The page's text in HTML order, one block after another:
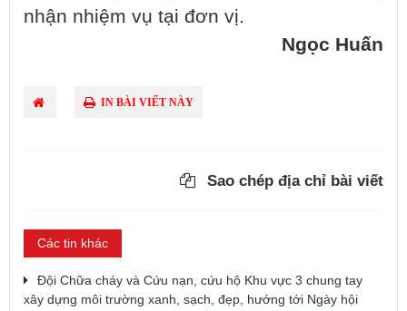
nhận nhiệm vụ tại đơn vị.
Ngọc Huấn
IN BÀI VIẾT NÀY
Sao chép địa chỉ bài viết
Các tin khác
Đội Chữa cháy và Cứu nạn, cứu hộ Khu vực 3 chung tay
xây dựng môi trường xanh, sạch, đẹp, hướng tới Ngày hội